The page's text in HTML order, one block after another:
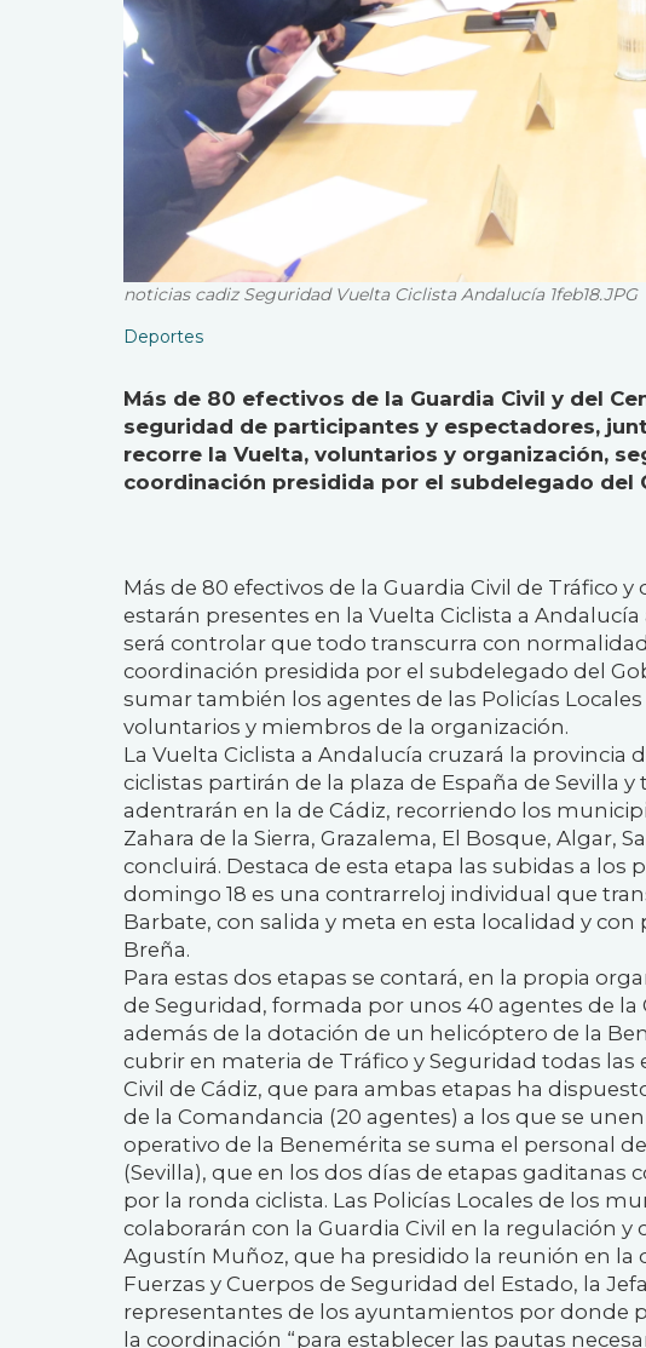
noticias cadiz Seguridad Vuelta Ciclista Andalucía 1feb18.JPG
Deportes
Más de 80 efectivos de la Guardia Civil y del
seguridad de participantes y espectadores,
recorre la Vuelta, voluntarios y organización,
coordinación presidida por el subdelegado del
Más de 80 efectivos de la Guardia Civil de Tráfico
estarán presentes en la Vuelta Ciclista a
será controlar que todo transcurra con
coordinación presidida por el subdelegado del
sumar también los agentes de las Policías
voluntarios y miembros de la organización.
La Vuelta Ciclista a Andalucía cruzará la provincia
ciclistas partirán de la plaza de España de Sevilla
adentrarán en la de Cádiz, recorriendo los
Zahara de la Sierra, Grazalema, El Bosque, Algar,
concluirá. Destaca de esta etapa las subidas a los
domingo 18 es una contrarreloj individual que
Barbate, con salida y meta en esta localidad y
Breña.
Para estas dos etapas se contará, en la propia
de Seguridad, formada por unos 40 agentes de la
además de la dotación de un helicóptero de la
cubrir en materia de Tráfico y Seguridad todas las
Civil de Cádiz, que para ambas etapas ha
de la Comandancia (20 agentes) a los que se
operativo de la Benemérita se suma el personal
(Sevilla), que en los dos días de etapas gaditanas
por la ronda ciclista. Las Policías Locales de los
colaborarán con la Guardia Civil en la regulación y
Agustín Muñoz, que ha presidido la reunión en
Fuerzas y Cuerpos de Seguridad del Estado, la
representantes de los ayuntamientos por donde
la coordinación “para establecer las pautas